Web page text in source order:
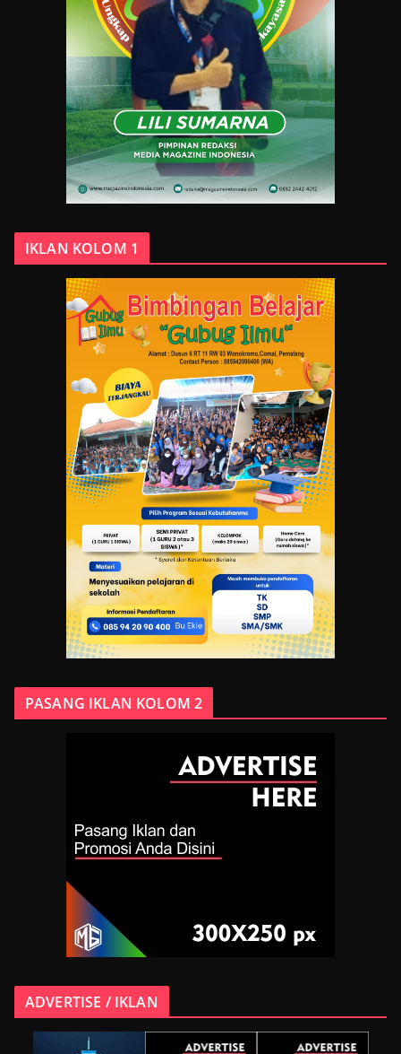
IKLAN KOLOM 1
PASANG IKLAN KOLOM 2
ADVERTISE / IKLAN